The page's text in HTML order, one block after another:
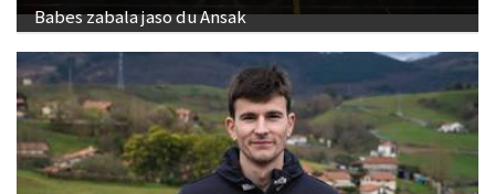
Babes zabala jaso du Ansak